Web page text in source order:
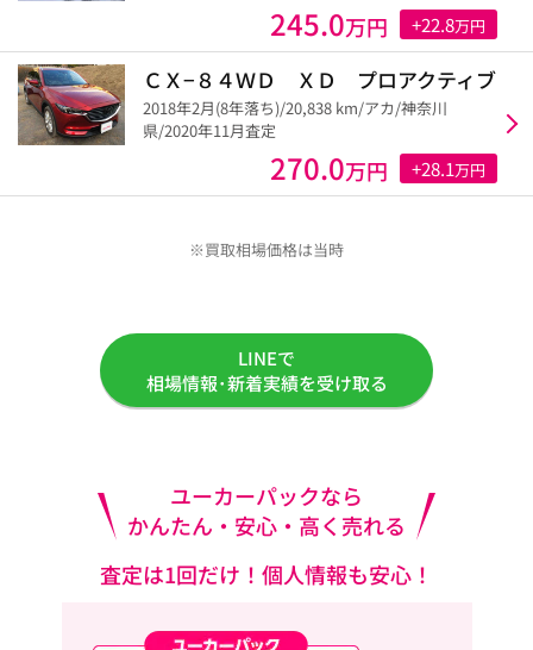
245.0万円 +22.8万円
ＣＸ−８４ＷＤ ＸＤ プロアクティブ
2018年2月(8年落ち)/20,838 km/アカ/神奈川
県/2020年11月査定
270.0万円 +28.1万円
※買取相場価格は当時
LINEで
相場情報･新着実績を受け取る
ユーカーパックなら
かんたん・安心・高く売れる
査定は1回だけ！個人情報も安心！